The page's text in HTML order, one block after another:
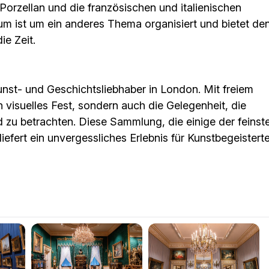
und die französischen und italienischen
ist um ein anderes Thema organisiert und bietet
Zeit.
und Geschichtsliebhaber in London. Mit freiem
Fest, sondern auch die Gelegenheit, die
betrachten. Diese Sammlung, die einige der
ein unvergessliches Erlebnis für